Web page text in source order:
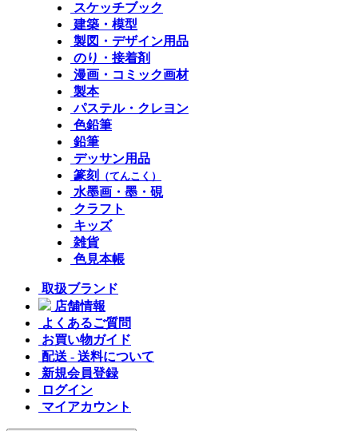
スケッチブック
建築・模型
製図・デザイン用品
のり・接着剤
漫画・コミック画材
製本
パステル・クレヨン
色鉛筆
鉛筆
デッサン用品
篆刻
（てんこく）
水墨画・墨・硯
クラフト
キッズ
雑貨
色見本帳
取扱ブランド
店舗情報
よくあるご質問
お買い物ガイド
配送 - 送料について
新規会員登録
ログイン
マイアカウント